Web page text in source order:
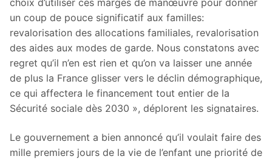
un coup de pouce significatif aux familles:
revalorisation des allocations familiales, revalorisation
des aides aux modes de garde. Nous constatons avec
regret qu’il n’en est rien et qu’on va laisser une année
de plus la France glisser vers le déclin démographique,
ce qui affectera le financement tout entier de la
Sécurité sociale dès 2030 », déplorent les signataires.
Le gouvernement a bien annoncé qu’il voulait faire des
mille premiers jours de la vie de l’enfant une priorité de